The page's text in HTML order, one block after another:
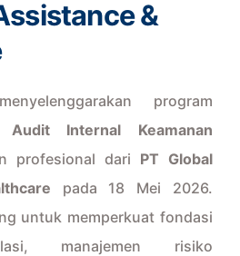
&
program
Audit Internal Keamanan
profesional dari PT Global
pada 18 Mei 2026.
untuk memperkuat fondasi
manajemen risiko